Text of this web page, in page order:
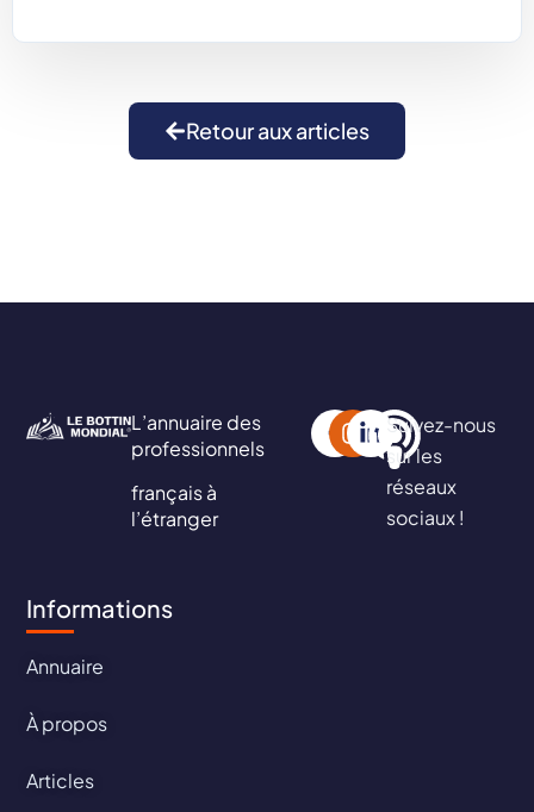
Retour aux articles
L’annuaire des
professionnels
français à
l’étranger
Suivez-nous
sur les
réseaux
sociaux !
Informations
Annuaire
À propos
Articles